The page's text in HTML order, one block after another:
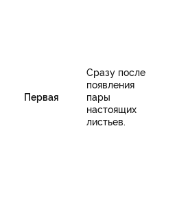
Первая
Сразу после
появления
пары
настоящих
листьев.